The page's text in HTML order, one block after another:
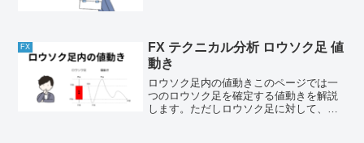
るべきことは生活防衛資...
FX
FX テクニカル分析 ロウソク足 値
動き
ロウソク足内の値動きこのページでは一
つのロウソク足を確定する値動きを解説
します。ただしロウソク足に対して、値